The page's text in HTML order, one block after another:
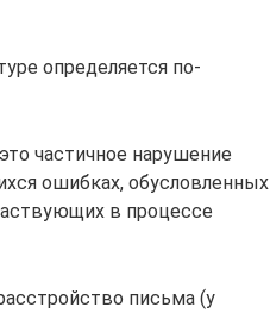
определяется по-
частичное нарушение
ошибках, обусловленных
в процессе
письма (у